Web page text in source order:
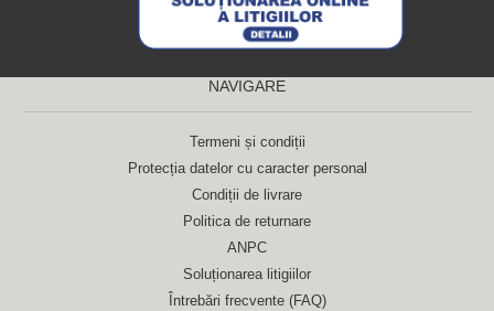
NAVIGARE
Termeni și condiții
Protecția datelor cu caracter personal
Condiții de livrare
Politica de returnare
ANPC
Soluționarea litigiilor
Întrebări frecvente (FAQ)